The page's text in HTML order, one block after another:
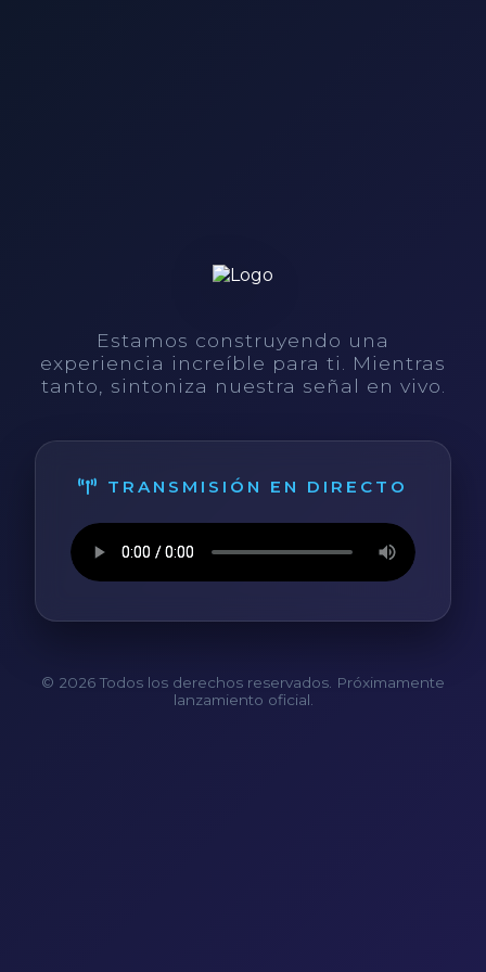
Estamos construyendo una
experiencia increíble para ti. Mientras
tanto, sintoniza nuestra señal en vivo.
TRANSMISIÓN EN DIRECTO
© 2026 Todos los derechos reservados. Próximamente
lanzamiento oficial.